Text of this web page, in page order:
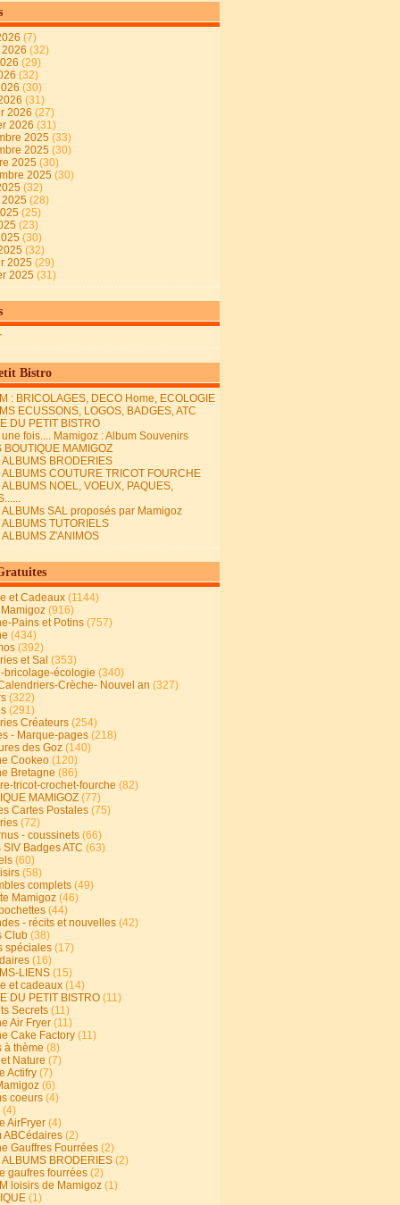
(7)
(32)
(29)
(32)
(30)
(31)
2026 (27)
2026 (31)
2025 (33)
2025 (30)
2025 (30)
2025 (30)
(32)
(28)
(25)
(23)
(30)
(32)
2025 (29)
2025 (31)
Bistro
: BRICOLAGES, DECO Home, ECOLOGIE
ECUSSONS, LOGOS, BADGES, ATC
DU PETIT BISTRO
fois.... Mamigoz : Album Souvenirs
BOUTIQUE MAMIGOZ
ALBUMS BRODERIES
ALBUMS COUTURE TRICOT FOURCHE
ALBUMS NOEL, VOEUX, PAQUES,
ALBUMs SAL proposés par Mamigoz
ALBUMS TUTORIELS
ALBUMS Z'ANIMOS
et Cadeaux (1144)
(916)
Pains et Potins (757)
(434)
(392)
et Sal (353)
bricolage-écologie (340)
Crèche- Nouvel an (327)
(322)
(291)
Créateurs (254)
- Marque-pages (218)
des Goz (140)
Cookeo (120)
Bretagne (86)
tricot-crochet-fourche (82)
MAMIGOZ (77)
Cartes Postales (75)
(72)
- coussinets (66)
Badges ATC (63)
(60)
(58)
complets (49)
Mamigoz (46)
(44)
- récits et nouvelles (42)
Club (38)
spéciales (17)
(16)
LIENS (15)
et cadeaux (14)
DU PETIT BISTRO (11)
Secrets (11)
Air Fryer (11)
Cake Factory (11)
à thème (8)
Nature (7)
Actifry (7)
(6)
coeurs (4)
(4)
AirFryer (4)
ABCédaires (2)
Gauffres Fourrées (2)
ALBUMS BRODERIES (2)
gaufres fourrées (2)
loisirs de Mamigoz (1)
(1)